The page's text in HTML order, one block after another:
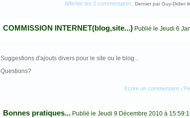
Afficher les 2 commentaires . Dernier par Guy-Didier
COMMISSION INTERNET(blog,site...) Publié le Jeudi 6
Suggestions d'ajouts divers pour le site ou le blog...
Questions?
Ecrire un commentaire -
Bonnes pratiques... Publié le Jeudi 9 Décembre 2010 à